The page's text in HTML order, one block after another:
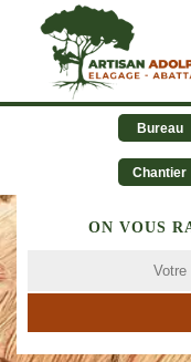
Bureau
Chantier
ON VOUS